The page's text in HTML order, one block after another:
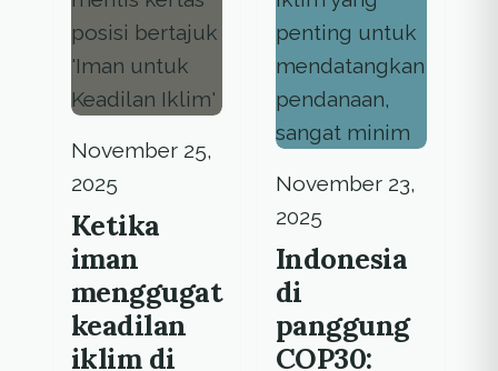
November 25,
2025
Ketika
iman
menggugat
keadilan
iklim di
November 23,
2025
Indonesia
di
panggung
COP30: